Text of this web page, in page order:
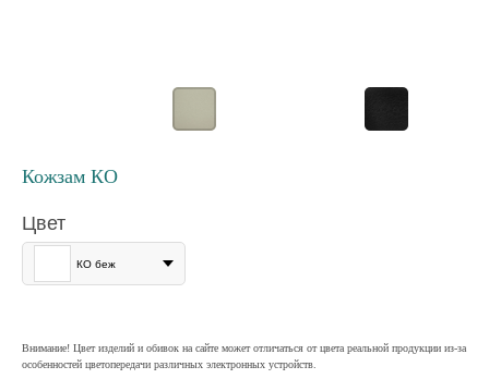
Кожзам КО
Цвет
КО беж
Внимание! Цвет изделий и обивок на сайте может отличаться от цвета реальной продукции из-за
особенностей цветопередачи различных электронных устройств.